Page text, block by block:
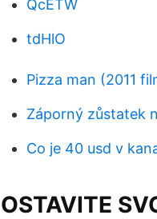
QcETW
tdHlO
Pizza man (2011
Záporný zůstatek
Co je 40 usd v
OSTAVITE